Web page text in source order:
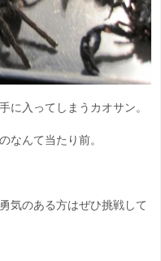
に入ってしまうカオサン。
なんて当たり前。
気のある方はぜひ挑戦して